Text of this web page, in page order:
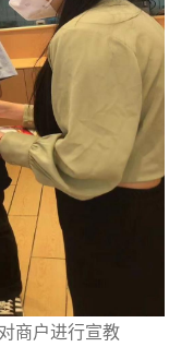
商户进行宣教